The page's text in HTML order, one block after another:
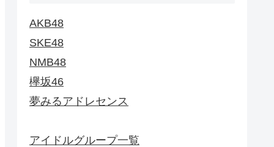
AKB48
SKE48
NMB48
欅坂46
夢みるアドレセンス
アイドルグループ一覧